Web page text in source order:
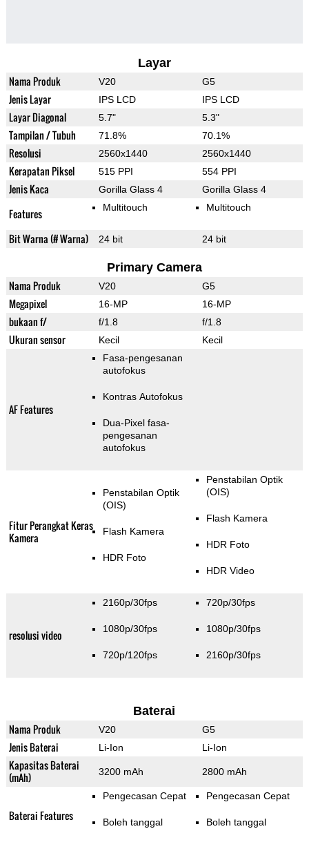
Layar
Nama Produk V20 G5
Jenis Layar IPS LCD IPS LCD
Layar Diagonal 5.7" 5.3"
Tampilan / Tubuh 71.8% 70.1%
Resolusi 2560x1440 2560x1440
Kerapatan Piksel 515 PPI 554 PPI
Jenis Kaca Gorilla Glass 4 Gorilla Glass 4
Features Multitouch Multitouch
Bit Warna (# Warna) 24 bit 24 bit
Primary Camera
Nama Produk V20 G5
Megapixel 16-MP 16-MP
bukaan f/ f/1.8 f/1.8
Ukuran sensor Kecil Kecil
AF Features
Fasa-pengesanan
autofokus
Kontras Autofokus
Dua-Pixel fasa-
pengesanan
autofokus
Fitur Perangkat Keras
Kamera
Penstabilan Optik
(OIS)
Flash Kamera
HDR Foto
Penstabilan Optik
(OIS)
Flash Kamera
HDR Foto
HDR Video
resolusi video
2160p/30fps
1080p/30fps
720p/120fps
720p/30fps
1080p/30fps
2160p/30fps
Baterai
Nama Produk V20 G5
Jenis Baterai Li-Ion Li-Ion
Kapasitas Baterai
(mAh)
3200 mAh 2800 mAh
Baterai Features
Pengecasan Cepat
Boleh tanggal
Pengecasan Cepat
Boleh tanggal